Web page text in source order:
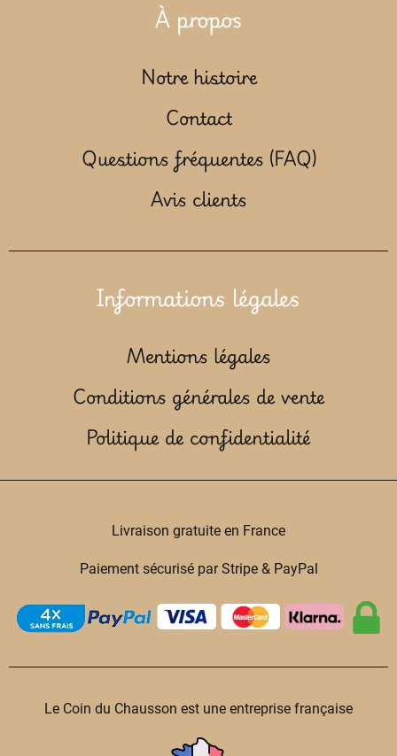
À propos
Notre histoire
Contact
Questions fréquentes (FAQ)
Avis clients
Informations légales
Mentions légales
Conditions générales de vente
Politique de confidentialité
Livraison gratuite en France
Paiement sécurisé par Stripe & PayPal
Le Coin du Chausson est une entreprise française